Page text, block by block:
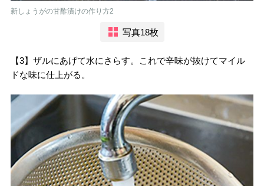
新しょうがの甘酢漬けの作り方2
写真18枚
【3】ザルにあげて水にさらす。これで辛味が抜けてマイル
ドな味に仕上がる。